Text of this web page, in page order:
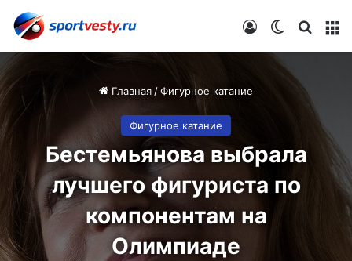
Switch skin
Войти
Главная /Фигурное катание
Фигурное катание
Бестемьянова выбрала
лучшего фигуриста по
компонентам на
Олимпиаде